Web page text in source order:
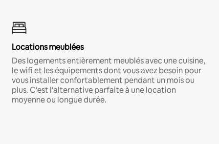
Locations meublées
Des logements entièrement meublés avec une cuisine,
le wifi et les équipements dont vous avez besoin pour
vous installer confortablement pendant un mois ou
plus. C'est l'alternative parfaite à une location
moyenne ou longue durée.